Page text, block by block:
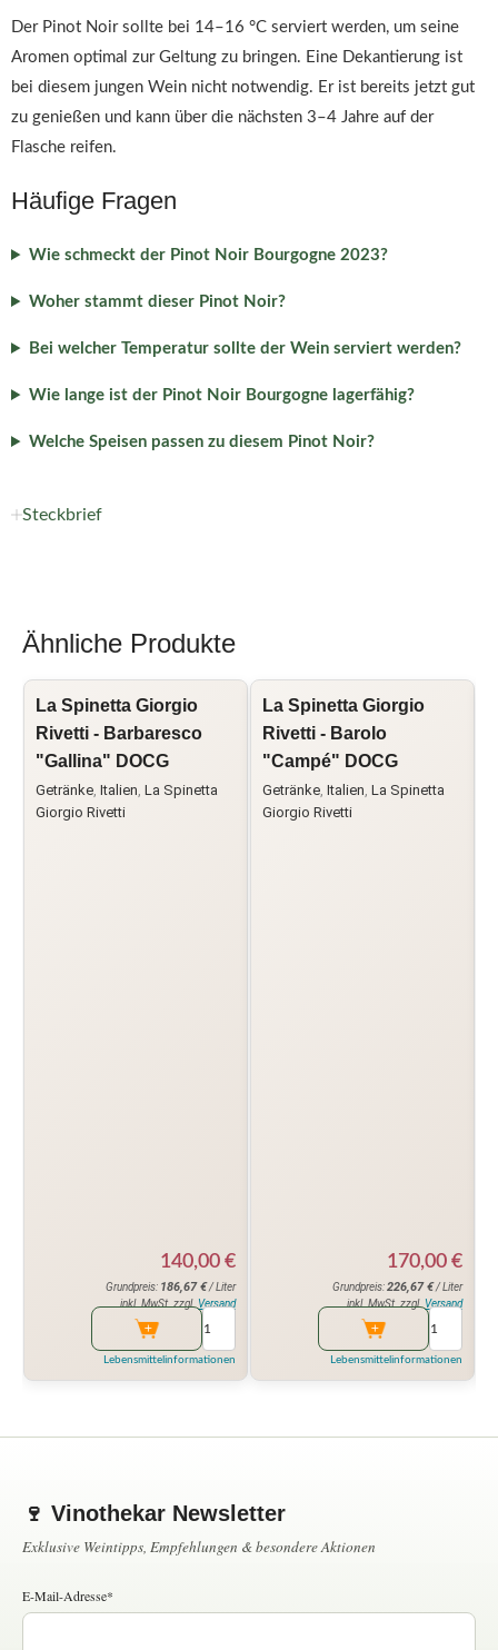
Der Pinot Noir sollte bei 14–16 °C serviert werden, um seine
Aromen optimal zur Geltung zu bringen. Eine Dekantierung ist
bei diesem jungen Wein nicht notwendig. Er ist bereits jetzt gut
zu genießen und kann über die nächsten 3–4 Jahre auf der
Flasche reifen.
Häufige Fragen
Wie schmeckt der Pinot Noir Bourgogne 2023?
Woher stammt dieser Pinot Noir?
Bei welcher Temperatur sollte der Wein serviert werden?
Wie lange ist der Pinot Noir Bourgogne lagerfähig?
Welche Speisen passen zu diesem Pinot Noir?
Steckbrief
Ähnliche Produkte
La Spinetta Giorgio
Rivetti - Barbaresco
"Gallina" DOCG
Getränke, Italien, La Spinetta
Giorgio Rivetti
140,00 €
Grundpreis: 186,67€/ Liter
inkl. MwSt. zzgl. Versand
Lebensmittelinformationen
La Spinetta Giorgio
Rivetti - Barolo
"Campé" DOCG
Getränke, Italien, La Spinetta
Giorgio Rivetti
170,00 €
Grundpreis:226,67€/ Liter
inkl. MwSt. zzgl. Versand
Lebensmittelinformationen
🍷 Vinothekar Newsletter
Exklusive Weintipps, Empfehlungen & besondere Aktionen
E-Mail-Adresse*